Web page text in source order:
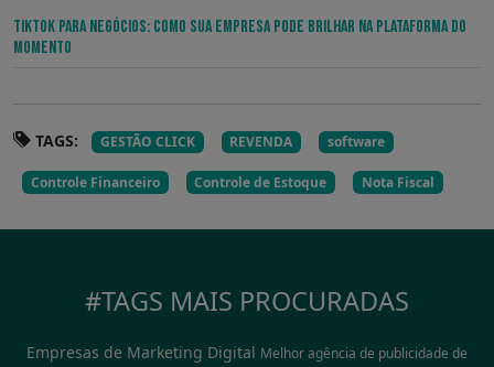
TikTok para Negócios: Como sua Empresa pode Brilhar na Plataforma do
Momento
TAGS: GESTÃO CLICK REVENDA software
Controle Financeiro Controle de Estoque Nota Fiscal
#TAGS MAIS PROCURADAS
Empresas de Marketing Digital Melhor agência de publicidade de